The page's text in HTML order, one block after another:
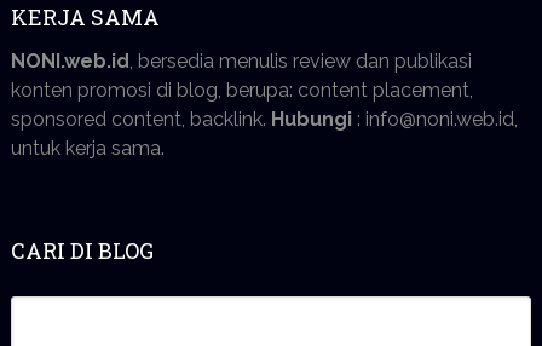
KERJA SAMA
NONI.web.id, bersedia menulis review dan publikasi
konten promosi di blog, berupa: content placement,
sponsored content, backlink. Hubungi: info@noni.web.id,
untuk kerja sama.
CARI DI BLOG